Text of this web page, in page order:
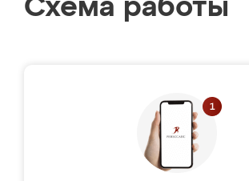
Схема работы